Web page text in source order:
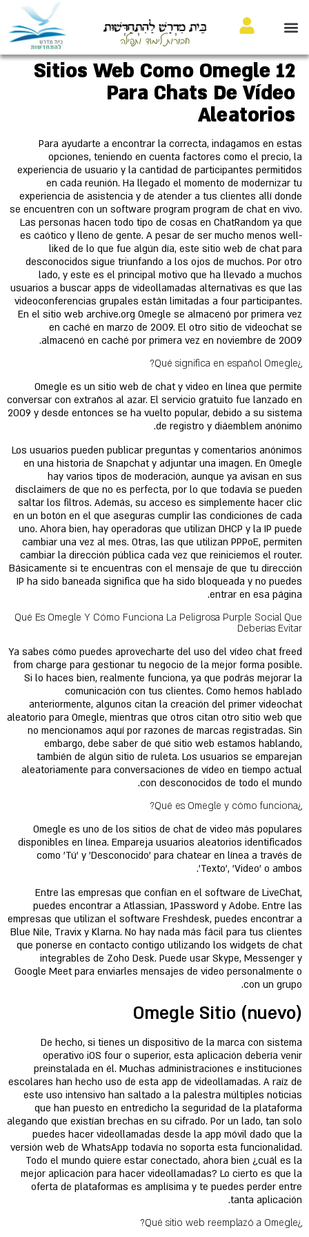
בֵּית מִדְרָשׁ לַהִתְחַדְּשׁוּת
חבורות לימוד ותפילה
12 Sitios Web Como Omegle
Para Chats De Vídeo
Aleatorios
Para ayudarte a encontrar la correcta, indagamos en estas
opciones, teniendo en cuenta factores como el precio, la
experiencia de usuario y la cantidad de participantes permitidos
en cada reunión. Ha llegado el momento de modernizar tu
experiencia de asistencia y de atender a tus clientes allí donde
se encuentren con un software program program de chat en vivo.
Las personas hacen todo tipo de cosas en ChatRandom ya que
es caótico y lleno de gente. A pesar de ser mucho menos well-
liked de lo que fue algún día, este sitio web de chat para
desconocidos sigue triunfando a los ojos de muchos. Por otro
lado, y este es el principal motivo que ha llevado a muchos
usuarios a buscar apps de videollamadas alternativas es que las
videoconferencias grupales están limitadas a four participantes.
En el sitio web archive.org Omegle se almacenó por primera vez
en caché en marzo de 2009. El otro sitio de videochat se
almacenó en caché por primera vez en noviembre de 2009.
¿Qué significa en español Omegle?
Omegle es un sitio web de chat y video en línea que permite
conversar con extraños al azar. El servicio gratuito fue lanzado en
2009 y desde entonces se ha vuelto popular, debido a su sistema
de registro y diáemblem anónimo.
Los usuarios pueden publicar preguntas y comentarios anónimos
en una historia de Snapchat y adjuntar una imagen. En Omegle
hay varios tipos de moderación, aunque ya avisan en sus
disclaimers de que no es perfecta, por lo que todavía se pueden
saltar los filtros. Además, su acceso es simplemente hacer clic
en un botón en el que aseguras cumplir las condiciones de cada
uno. Ahora bien, hay operadoras que utilizan DHCP y la IP puede
cambiar una vez al mes. Otras, las que utilizan PPPoE, permiten
cambiar la dirección pública cada vez que reiniciemos el router.
Básicamente si te encuentras con el mensaje de que tu dirección
IP ha sido baneada significa que ha sido bloqueada y no puedes
entrar en esa página.
Qué Es Omegle Y Cómo Funciona La Peligrosa Purple Social Que
Deberías Evitar
Ya sabes cómo puedes aprovecharte del uso del vídeo chat freed
from charge para gestionar tu negocio de la mejor forma posible.
Si lo haces bien, realmente funciona, ya que podrás mejorar la
comunicación con tus clientes. Como hemos hablado
anteriormente, algunos citan la creación del primer videochat
aleatorio para Omegle, mientras que otros citan otro sitio web que
no mencionamos aquí por razones de marcas registradas. Sin
embargo, debe saber de qué sitio web estamos hablando,
también de algún sitio de ruleta. Los usuarios se emparejan
aleatoriamente para conversaciones de vídeo en tiempo actual
con desconocidos de todo el mundo.
¿Qué es Omegle y cómo funciona?
Omegle es uno de los sitios de chat de video más populares
disponibles en línea. Empareja usuarios aleatorios identificados
como 'Tú' y 'Desconocido' para chatear en línea a través de
'Texto', 'Video' o ambos.
Entre las empresas que confían en el software de LiveChat,
puedes encontrar a Atlassian, 1Password y Adobe. Entre las
empresas que utilizan el software Freshdesk, puedes encontrar a
Blue Nile, Travix y Klarna. No hay nada más fácil para tus clientes
que ponerse en contacto contigo utilizando los widgets de chat
integrables de Zoho Desk. Puede usar Skype, Messenger y
Google Meet para enviarles mensajes de video personalmente o
con un grupo.
Omegle Sitio (nuevo)
De hecho, si tienes un dispositivo de la marca con sistema
operativo iOS four o superior, esta aplicación debería venir
preinstalada en él. Muchas administraciones e instituciones
escolares han hecho uso de esta app de videollamadas. A raíz de
este uso intensivo han saltado a la palestra múltiples noticias
que han puesto en entredicho la seguridad de la plataforma
alegando que existían brechas en su cifrado. Por un lado, tan solo
puedes hacer videollamadas desde la app móvil dado que la
versión web de WhatsApp todavía no soporta esta funcionalidad.
Todo el mundo quiere estar conectado, ahora bien ¿cuál es la
mejor aplicación para hacer videollamadas? Lo cierto es que la
oferta de plataformas es amplísima y te puedes perder entre
tanta aplicación.
¿Qué sitio web reemplazó a Omegle?